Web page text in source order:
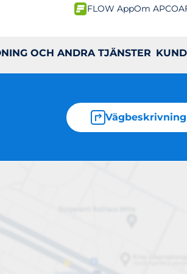
FLOW AppOm APCOA
OCH ANDRA TJÄNSTER
Vägbeskrivning